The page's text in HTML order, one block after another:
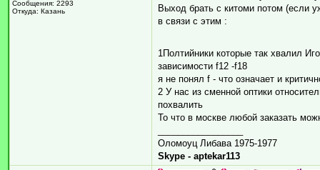
Сообщения: 2293
Откуда: Казань
Выход брать с китоми потом (если
в связи с этим :
1Полтийники которые так хвалил
зависимости f12 -f18
я не понял f - что означает и
2 У нас из сменной оптики
похвалить
То что в москве любой заказать
Оломоуц Либава 1975-1977
Skype - aptekar113